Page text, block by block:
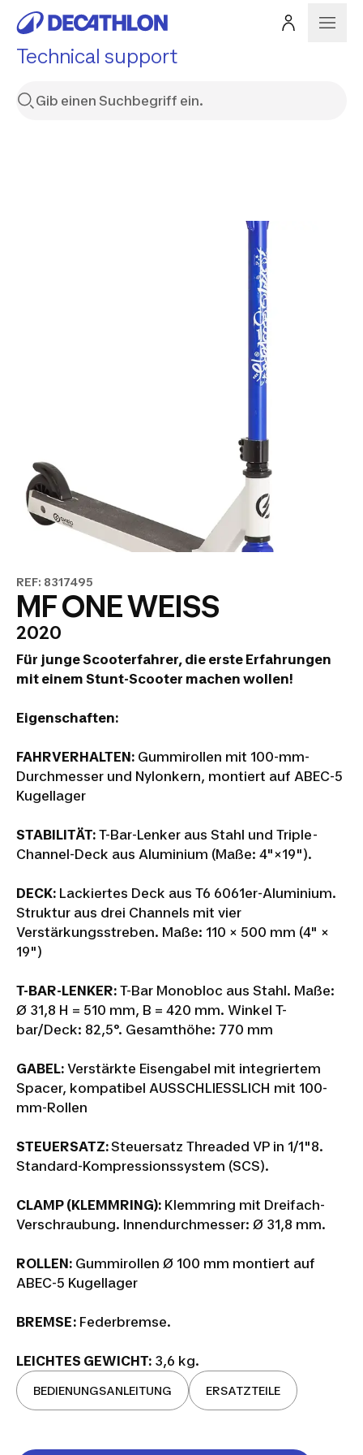
Technical support
REF: 8317495
MF ONE WEISS
2020
Für junge Scooterfahrer, die erste Erfahrungen
mit einem Stunt-Scooter machen wollen!
Eigenschaften:
FAHRVERHALTEN: Gummirollen mit 100-mm-
Durchmesser und Nylonkern, montiert auf ABEC-5
Kugellager
STABILITÄT: T-Bar-Lenker aus Stahl und Triple-
Channel-Deck aus Aluminium (Maße: 4"×19").
DECK: Lackiertes Deck aus T6 6061er-Aluminium.
Struktur aus drei Channels mit vier
Verstärkungsstreben. Maße: 110 × 500 mm (4" ×
19")
T-BAR-LENKER: T-Bar Monobloc aus Stahl. Maße:
Ø 31,8 H = 510 mm, B = 420 mm. Winkel T-
bar/Deck: 82,5°. Gesamthöhe: 770 mm
GABEL: Verstärkte Eisengabel mit integriertem
Spacer, kompatibel AUSSCHLIESSLICH mit 100-
mm-Rollen
STEUERSATZ:Steuersatz Threaded VP in 1/1"8.
Standard-Kompressionssystem (SCS).
CLAMP (KLEMMRING): Klemmring mit Dreifach-
Verschraubung. Innendurchmesser: Ø 31,8 mm.
ROLLEN: Gummirollen Ø 100 mm montiert auf
ABEC-5 Kugellager
BREMSE: Federbremse.
LEICHTES GEWICHT: 3,6 kg.
BEDIENUNGSANLEITUNG ERSATZTEILE